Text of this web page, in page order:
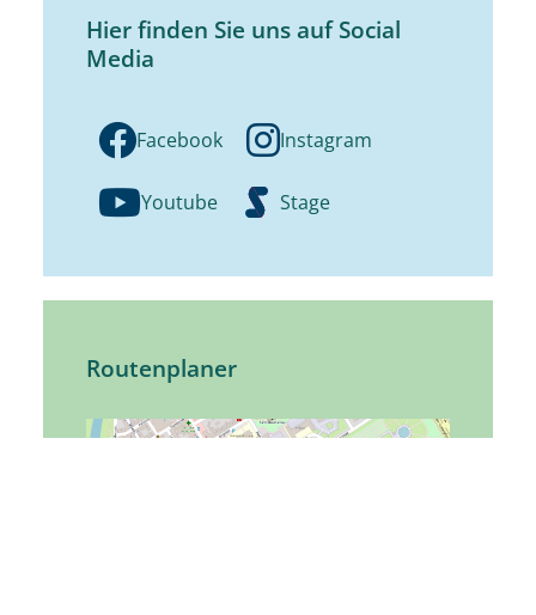
Hier finden Sie uns auf Social
Media
Facebook Instagram
Youtube Stage
Routenplaner